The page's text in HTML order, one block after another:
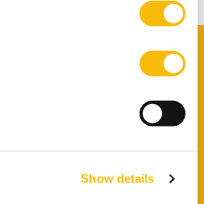
Show details